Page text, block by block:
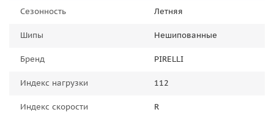
Сезонность Летняя
Шипы Нешипованные
Бренд PIRELLI
Индекс нагрузки 112
Индекс скорости R